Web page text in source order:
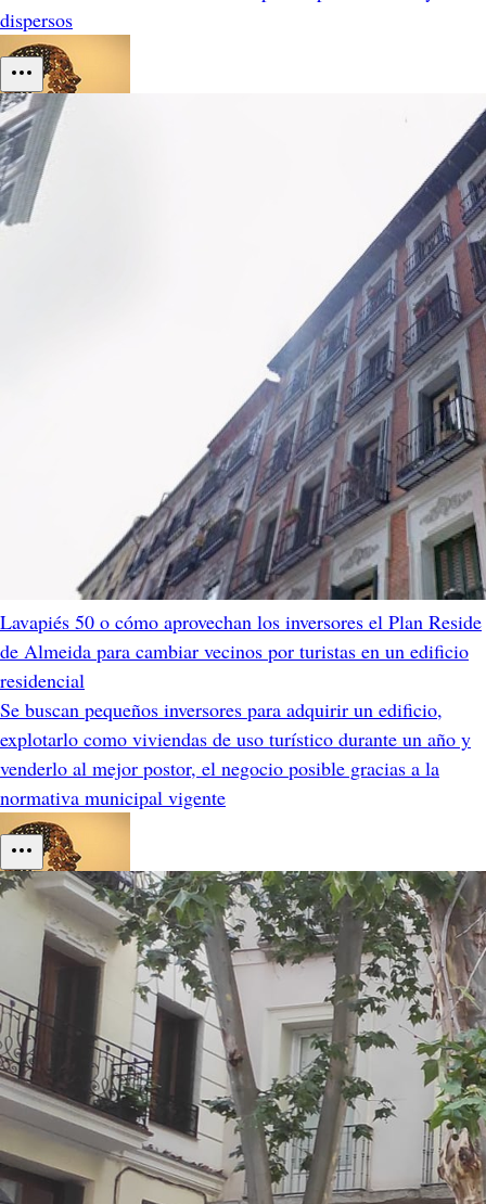
dispersos
Lavapiés 50 o cómo aprovechan los inversores el Plan Reside
de Almeida para cambiar vecinos por turistas en un edificio
residencial
Se buscan pequeños inversores para adquirir un edificio,
explotarlo como viviendas de uso turístico durante un año y
venderlo al mejor postor, el negocio posible gracias a la
normativa municipal vigente